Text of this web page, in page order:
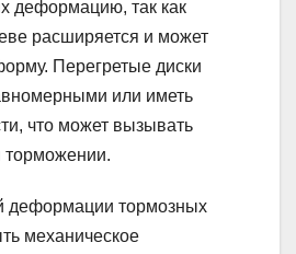
деформацию, так как
расширяется и может
Перегретые диски
или иметь
что может вызывать
торможении.
деформации тормозных
механическое